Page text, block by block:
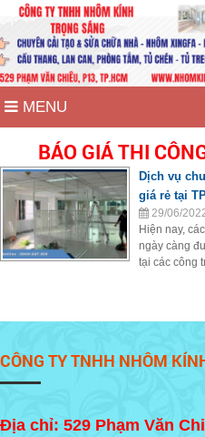
MENU
BÁO GIÁ THI
Dịch vụ
giá rẻ tại
29/06/
Hiện nay,
ngày càng
tại các công
CÔNG TY TNHH NHÔM
Địa chỉ: 529 Phạm Văn